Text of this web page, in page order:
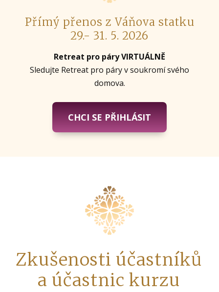
Přímý přenos z Váňova statku
29.- 31. 5. 2026
Retreat pro páry VIRTUÁLNĚ
Sledujte Retreat pro páry v soukromí svého
domova.
CHCI SE PŘIHLÁSIT
Zkušenosti účastníků
a účastnic kurzu